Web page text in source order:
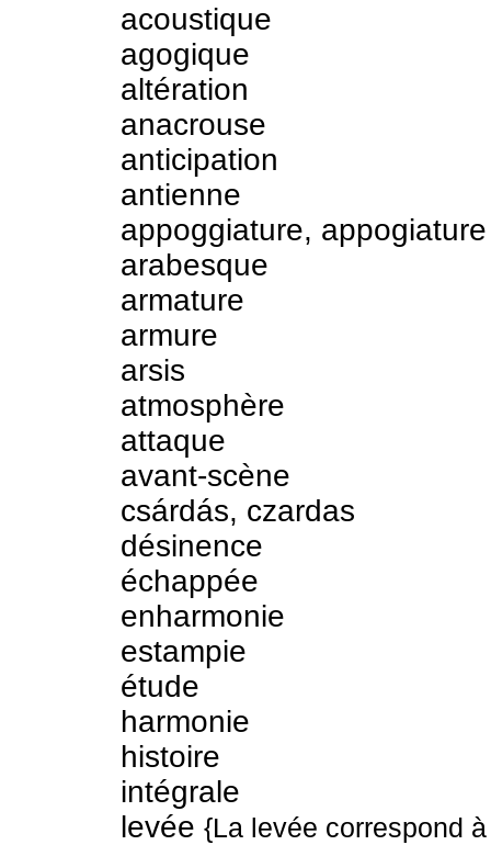
acoustique
agogique
altération
anacrouse
anticipation
antienne
appoggiature, appogiature
arabesque
armature
armure
arsis
atmosphère
attaque
avant-scène
csárdás, czardas
désinence
échappée
enharmonie
estampie
étude
harmonie
histoire
intégrale
levée {La levée correspond